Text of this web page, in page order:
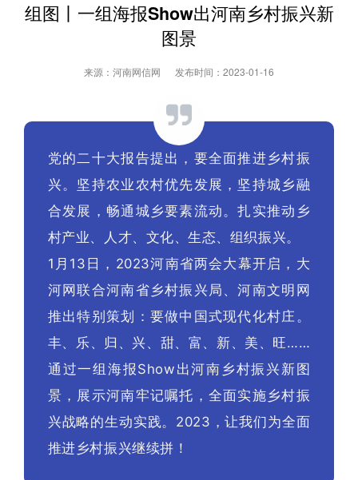
组图丨一组海报Show出河南乡村振兴新
图景
来源：河南网信网 发布时间： 2023-01-16
党的二十大报告提出，要全面推进乡村振
兴。坚持农业农村优先发展，坚持城乡融
合发展，畅通城乡要素流动。扎实推动乡
村产业、人才、文化、生态、组织振兴。
1月13日，2023河南省两会大幕开启，大
河网联合河南省乡村振兴局、河南文明网
推出特别策划：要做中国式现代化村庄。
丰、乐、归、兴、甜、富、新、美、旺……
通过一组海报Show出河南乡村振兴新图
景，展示河南牢记嘱托，全面实施乡村振
兴战略的生动实践。2023，让我们为全面
推进乡村振兴继续拼！